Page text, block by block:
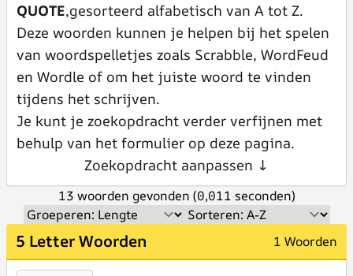
QUOTE,gesorteerd alfabetisch van A tot Z.
Deze woorden kunnen je helpen bij het spelen
van woordspelletjes zoals Scrabble, WordFeud
en Wordle of om het juiste woord te vinden
tijdens het schrijven.
Je kunt je zoekopdracht verder verfijnen met
behulp van het formulier op deze pagina.
Zoekopdracht aanpassen ↓
13 woorden gevonden (0,011 seconden)
5 Letter Woorden 1 Woorden